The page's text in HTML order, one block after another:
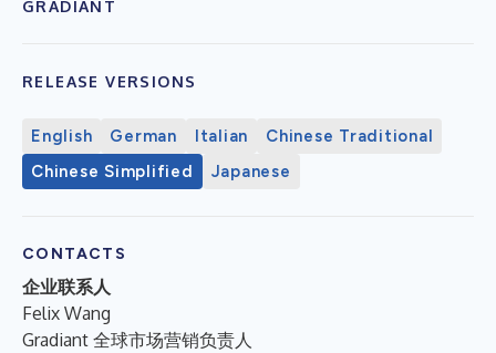
GRADIANT
RELEASE VERSIONS
English German Italian
Chinese Traditional
Chinese Simplified
Japanese
CONTACTS
企业联系人
Felix Wang
Gradiant 全球市场营销负责人